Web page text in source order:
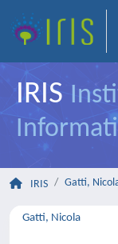
IRIS
IRIS Gatti,
Gatti, Nicola